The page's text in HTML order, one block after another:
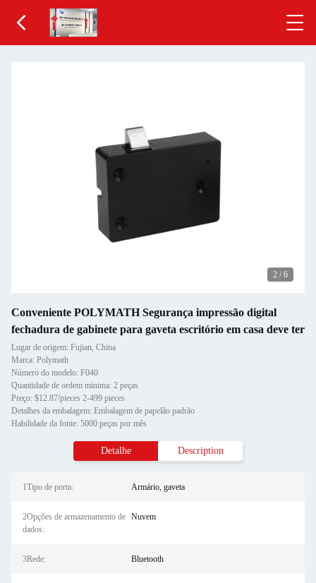
2 / 6
Conveniente POLYMATH Segurança impressão digital
fechadura de gabinete para gaveta escritório em casa deve ter
Lugar de origem: Fujian, China
Marca: Polymath
Número do modelo: F040
Quantidade de ordem mínima: 2 peças
Preço: $12.87/pieces 2-499 pieces
Detalhes da embalagem: Embalagem de papelão padrão
Habilidade da fonte: 5000 peças por mês
Detalhe Description
1Tipo de porta: Armário, gaveta
2Opções de armazenamento de
dados:
Nuvem
3Rede: Bluetooth